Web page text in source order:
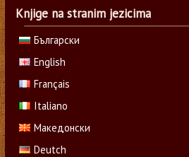
Knjige na stranim jezicima
Български
English
Français
Italiano
Македонски
Deutch